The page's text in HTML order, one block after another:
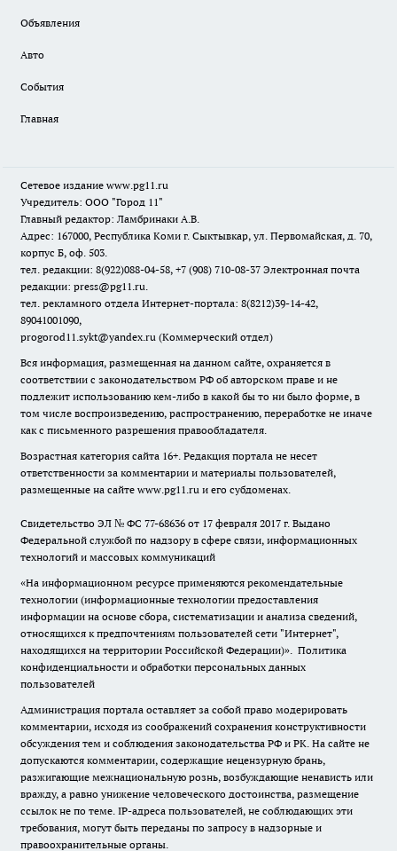
Объявления
Авто
События
Главная
Сетевое издание www.pg11.ru
Учредитель: ООО "Город 11"
Главный редактор: Ламбринаки А.В.
Адрес: 167000, Республика Коми г. Сыктывкар, ул. Первомайская, д. 70,
корпус Б, оф. 503.
тел. редакции: 8(922)088-04-58, +7 (908) 710-08-37 Электронная почта
редакции: press@pg11.ru.
тел. рекламного отдела Интернет-портала: 8(8212)39-14-42,
89041001090,
progorod11.sykt@yandex.ru (Коммерческий отдел)
Вся информация, размещенная на данном сайте, охраняется в
соответствии с законодательством РФ об авторском праве и не
подлежит использованию кем-либо в какой бы то ни было форме, в
том числе воспроизведению, распространению, переработке не иначе
как с письменного разрешения правообладателя.
Возрастная категория сайта 16+. Редакция портала не несет
ответственности за комментарии и материалы пользователей,
размещенные на сайте www.pg11.ru и его субдоменах.
Свидетельство ЭЛ № ФС 77-68636 от 17 февраля 2017 г. Выдано
Федеральной службой по надзору в сфере связи, информационных
технологий и массовых коммуникаций
«На информационном ресурсе применяются рекомендательные
технологии (информационные технологии предоставления
информации на основе сбора, систематизации и анализа сведений,
относящихся к предпочтениям пользователей сети "Интернет",
находящихся на территории Российской Федерации)». Политика
конфиденциальности и обработки персональных данных
пользователей
Администрация портала оставляет за собой право модерировать
комментарии, исходя из соображений сохранения конструктивности
обсуждения тем и соблюдения законодательства РФ и РК. На сайте не
допускаются комментарии, содержащие нецензурную брань,
разжигающие межнациональную рознь, возбуждающие ненависть или
вражду, а равно унижение человеческого достоинства, размещение
ссылок не по теме. IP-адреса пользователей, не соблюдающих эти
требования, могут быть переданы по запросу в надзорные и
правоохранительные органы.